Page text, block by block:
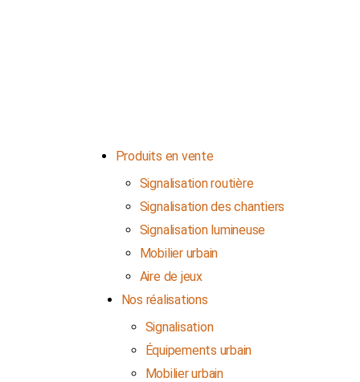
Produits en vente
Signalisation routière
Signalisation des chantiers
Signalisation lumineuse
Mobilier urbain
Aire de jeux
Nos réalisations
Signalisation
Équipements urbain
Mobilier urbain